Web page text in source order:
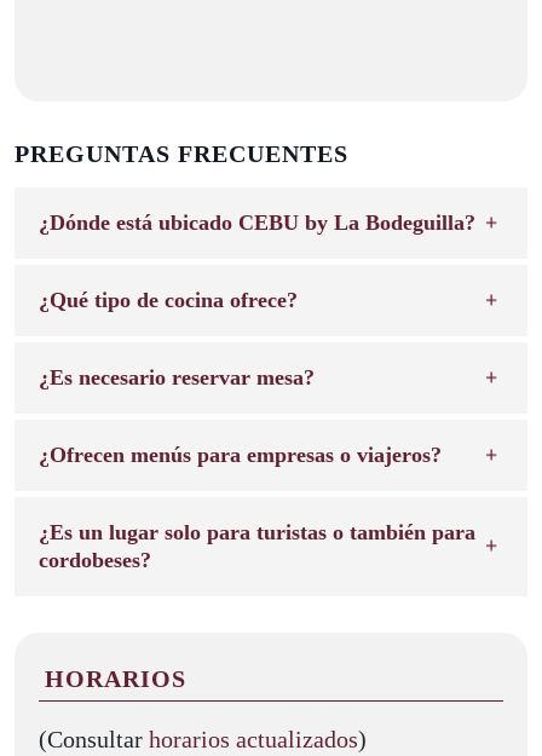
PREGUNTAS FRECUENTES
¿Dónde está ubicado CEBU by La Bodeguilla?
¿Qué tipo de cocina ofrece?
¿Es necesario reservar mesa?
¿Ofrecen menús para empresas o viajeros?
¿Es un lugar solo para turistas o también para
cordobeses?
HORARIOS
(Consultar horarios actualizados)